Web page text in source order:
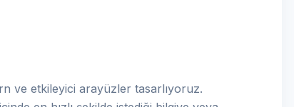
ve etkileyici arayüzler tasarlıyoruz.